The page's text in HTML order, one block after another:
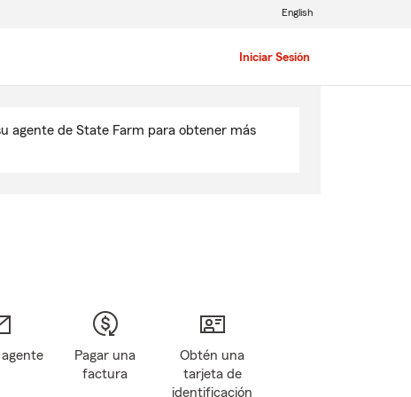
Iniciar Sesión
English
agente de State Farm para obtener más
agente
Pagar una
factura
Obtén una
tarjeta de
identificación